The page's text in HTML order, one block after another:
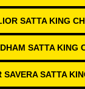
SATTA KING
SATTA KING
SAVERA SATTA